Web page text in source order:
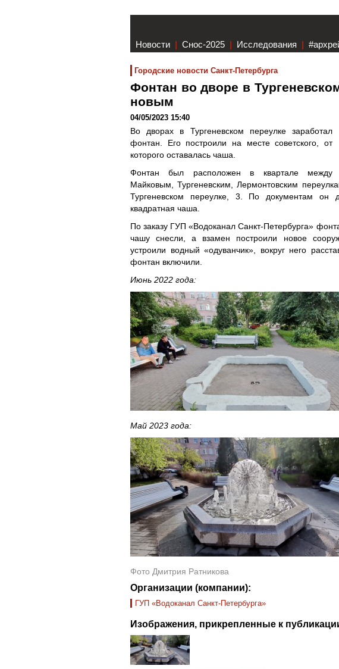
Новости | Снос-2025 | Исследования |
Городские новости Санкт-Петербурга
Фонтан во дворе в
новым
04/05/2023 15:40
Во дворах в Тургеневском переулке заработал
фонтан. Его построили на месте советского, от
которого оставалась чаша.
Фонтан был расположен в квартале между
Майковым, Тургеневским, Лермонтовским
Тургеневском переулке, 3. По документам он
квадратная чаша.
По заказу ГУП «Водоканал Санкт-Петербурга»
чашу снесли, а взамен построили новое
устроили водный «одуванчик», вокруг него
фонтан включили.
Июнь 2022 года:
Май 2023 года:
Фото Дмитрия Ратникова
Организации (компании):
ГУП «Водоканал Санкт-Петербурга»
Изображения, прикрепленные к